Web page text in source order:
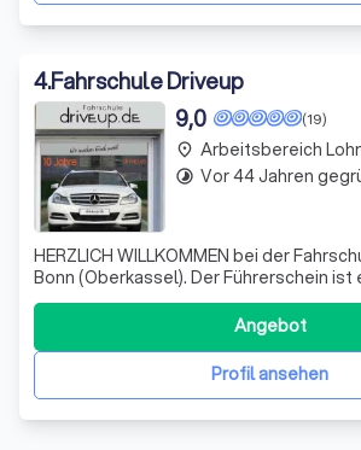
4.Fahrschule Driveup
(19)
9,0
HERZLICH WILLKOMMEN bei der
Bonn (Oberkassel). Der Führerschein ist eine Investition
fürs Leben und verschafft ein Stück
Lebensqualität! Egal ob auf 2 Rädern
arbeiten gemeinsam daran, dass Ihr
Freiheit leben könnt!
Profil ansehen
Angebot
place Arbeitsbereich
timelapse Vor 44 Jahren